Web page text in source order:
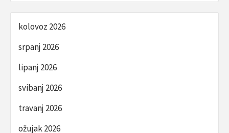
kolovoz 2026
srpanj 2026
lipanj 2026
svibanj 2026
travanj 2026
ožujak 2026